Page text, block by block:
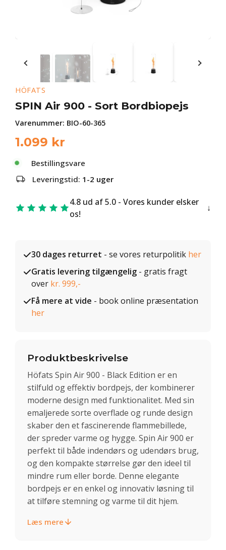
HÖFATS
SPIN Air 900 - Sort Bordbiopejs
Varenummer: BIO-60-365
1.099 kr
Bestillingsvare
Leveringstid: 1-2 uger
4.8 ud af 5.0 - Vores kunder elsker
os!
30 dages returret - se vores returpolitik her
Gratis levering tilgængelig - gratis fragt
over kr. 999,-
Få mere at vide - book online præsentation
her
Produktbeskrivelse
Höfats Spin Air 900 - Black Edition er en
stilfuld og effektiv bordpejs, der kombinerer
moderne design med funktionalitet. Med sin
emaljerede sorte overflade og runde design
skaber den et fascinerende flammebillede,
der spreder varme og hygge. Spin Air 900 er
perfekt til både indendørs og udendørs brug,
og den kompakte størrelse gør den ideel til
mindre rum eller borde. Denne elegante
bordpejs er en enkel og innovativ løsning til
at tilføre stemning og varme til dit hjem.
Læs mere